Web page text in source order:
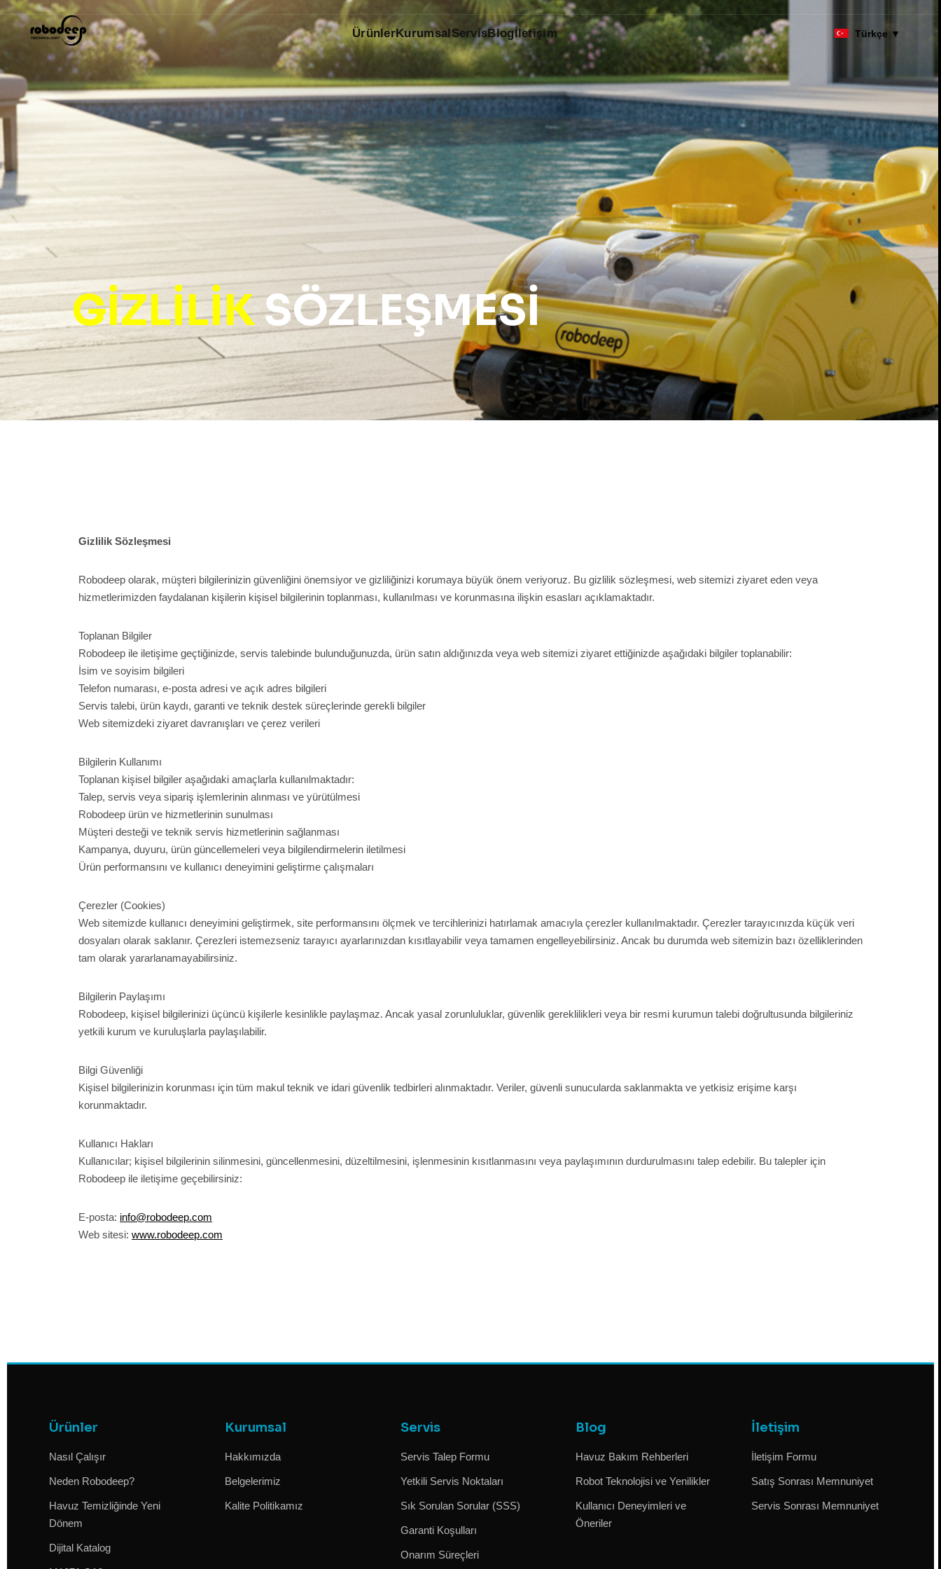
ÜrünlerKurumsalServisBlogİletişim Türkçe ▼
GIZLILIKSÖZLEŞMESI
Gizlilik Sözleşmesi
Robodeep olarak, müşteri bilgilerinizin güvenliğini önemsiyor ve gizliliğinizi korumaya büyük önem veriyoruz. Bu gizlilik sözleşmesi, web sitemizi ziyaret eden veya
hizmetlerimizden faydalanan kişilerin kişisel bilgilerinin toplanması, kullanılması ve korunmasına ilişkin esasları açıklamaktadır.
Toplanan Bilgiler
Robodeep ile iletişime geçtiğinizde, servis talebinde bulunduğunuzda, ürün satın aldığınızda veya web sitemizi ziyaret ettiğinizde aşağıdaki bilgiler toplanabilir:
İsim ve soyisim bilgileri
Telefon numarası, e-posta adresi ve açık adres bilgileri
Servis talebi, ürün kaydı, garanti ve teknik destek süreçlerinde gerekli bilgiler
Web sitemizdeki ziyaret davranışları ve çerez verileri
Bilgilerin Kullanımı
Toplanan kişisel bilgiler aşağıdaki amaçlarla kullanılmaktadır:
Talep, servis veya sipariş işlemlerinin alınması ve yürütülmesi
Robodeep ürün ve hizmetlerinin sunulması
Müşteri desteği ve teknik servis hizmetlerinin sağlanması
Kampanya, duyuru, ürün güncellemeleri veya bilgilendirmelerin iletilmesi
Ürün performansını ve kullanıcı deneyimini geliştirme çalışmaları
Çerezler (Cookies)
Web sitemizde kullanıcı deneyimini geliştirmek, site performansını ölçmek ve tercihlerinizi hatırlamak amacıyla çerezler kullanılmaktadır. Çerezler tarayıcınızda küçük veri
dosyaları olarak saklanır. Çerezleri istemezseniz tarayıcı ayarlarınızdan kısıtlayabilir veya tamamen engelleyebilirsiniz. Ancak bu durumda web sitemizin bazı özelliklerinden
tam olarak yararlanamayabilirsiniz.
Bilgilerin Paylaşımı
Robodeep, kişisel bilgilerinizi üçüncü kişilerle kesinlikle paylaşmaz. Ancak yasal zorunluluklar, güvenlik gereklilikleri veya bir resmi kurumun talebi doğrultusunda bilgileriniz
yetkili kurum ve kuruluşlarla paylaşılabilir.
Bilgi Güvenliği
Kişisel bilgilerinizin korunması için tüm makul teknik ve idari güvenlik tedbirleri alınmaktadır. Veriler, güvenli sunucularda saklanmakta ve yetkisiz erişime karşı
korunmaktadır.
Kullanıcı Hakları
Kullanıcılar; kişisel bilgilerinin silinmesini, güncellenmesini, düzeltilmesini, işlenmesinin kısıtlanmasını veya paylaşımının durdurulmasını talep edebilir. Bu talepler için
Robodeep ile iletişime geçebilirsiniz:
E-posta: info@robodeep.com
Web sitesi: www.robodeep.com
Ürünler
Nasıl Çalışır
Neden Robodeep?
Havuz Temizliğinde Yeni
Dönem
Dijital Katalog
Kurumsal
Hakkımızda
Belgelerimiz
Kalite Politikamız
Servis
Servis Talep Formu
Yetkili Servis Noktaları
Sık Sorulan Sorular (SSS)
Garanti Koşulları
Onarım Süreçleri
Blog
Havuz Bakım Rehberleri
Robot Teknolojisi ve Yenilikler
Kullanıcı Deneyimleri ve
Öneriler
İletişim
İletişim Formu
Satış Sonrası Memnuniyet
Servis Sonrası Memnuniyet